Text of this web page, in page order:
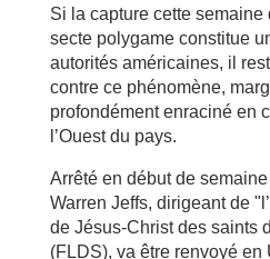
Si la capture cette semaine
secte polygame constitue
autorités américaines, il
contre ce phénomène,
profondément enraciné en
l’Ouest du pays.
Arrêté en début de
Warren Jeffs, dirigeant de
de Jésus-Christ des saints
(FLDS), va être renvoyé en